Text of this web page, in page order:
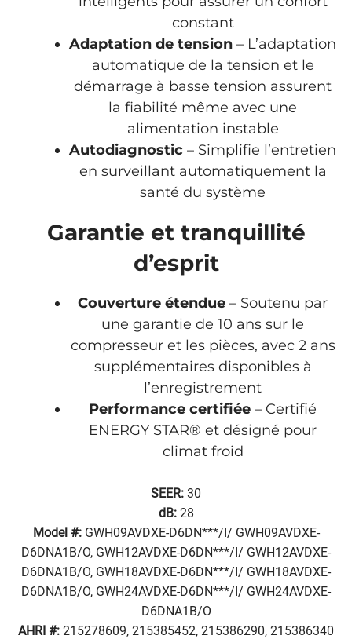
constant
Adaptation de tension – L’adaptation
automatique de la tension et le
démarrage à basse tension assurent
la fiabilité même avec une
alimentation instable
Autodiagnostic – Simplifie l’entretien
en surveillant automatiquement la
santé du système
Garantie et tranquillité
d’esprit
Couverture étendue – Soutenu par
une garantie de 10 ans sur le
compresseur et les pièces, avec 2 ans
supplémentaires disponibles à
l’enregistrement
Performance certifiée – Certifié
ENERGY STAR® et désigné pour
climat froid
SEER: 30
dB: 28
Model #: GWH09AVDXE-D6DN***/I/ GWH09AVDXE-
D6DNA1B/O, GWH12AVDXE-D6DN***/I/ GWH12AVDXE-
D6DNA1B/O, GWH18AVDXE-D6DN***/I/ GWH18AVDXE-
D6DNA1B/O, GWH24AVDXE-D6DN***/I/ GWH24AVDXE-
D6DNA1B/O
AHRI #: 215278609, 215385452, 215386290, 215386340